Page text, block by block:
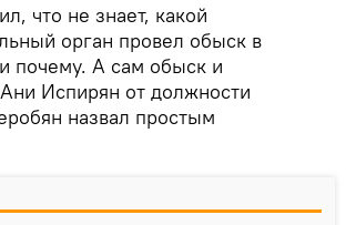
что не знает, какой
орган провел обыск в
почему. А сам обыск и
Испирян от должности
назвал простым